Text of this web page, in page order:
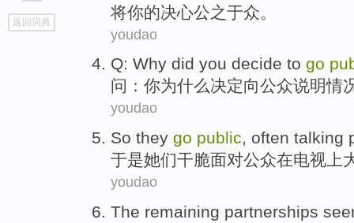
go
top
返回词典
将你的决心公之于众 。
youdao
Q: Why did you decide to go
问 ： 你为什么决定向公众说明情
youdao
So they go public, often talking
于是她们干脆面对公众在电视 上
youdao
The remaining partnerships